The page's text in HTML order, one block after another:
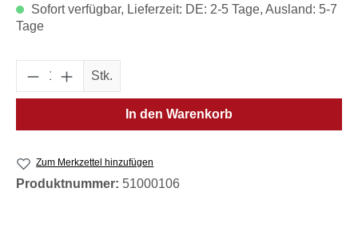
Sofort verfügbar, Lieferzeit: DE: 2-5 Tage, Ausland: 5-7
Tage
Produkt Anzahl: Gib den gewünschten
Stk.
In den Warenkorb
Zum Merkzettel hinzufügen
Produktnummer: 51000106